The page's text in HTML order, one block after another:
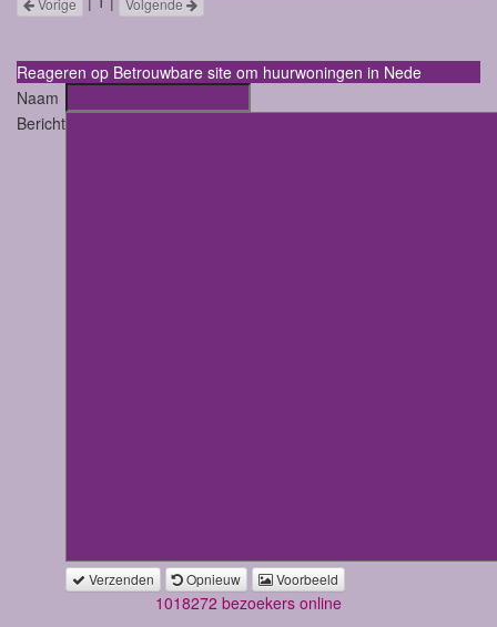
Reageren op Betrouwbare site om huurwoningen in Nede
Naam
Bericht
Verzenden Opnieuw Voorbeeld
1018272 bezoekers online